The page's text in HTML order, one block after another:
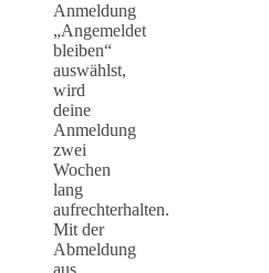
Anmeldung
„Angemeldet
bleiben“
auswählst,
wird
deine
Anmeldung
zwei
Wochen
lang
aufrechterhalten.
Mit der
Abmeldung
aus